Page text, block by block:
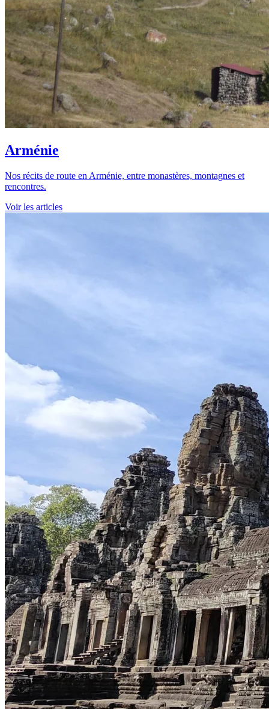
Arménie
Nos récits de route en Arménie, entre monastères, montagnes et
rencontres.
Voir les articles